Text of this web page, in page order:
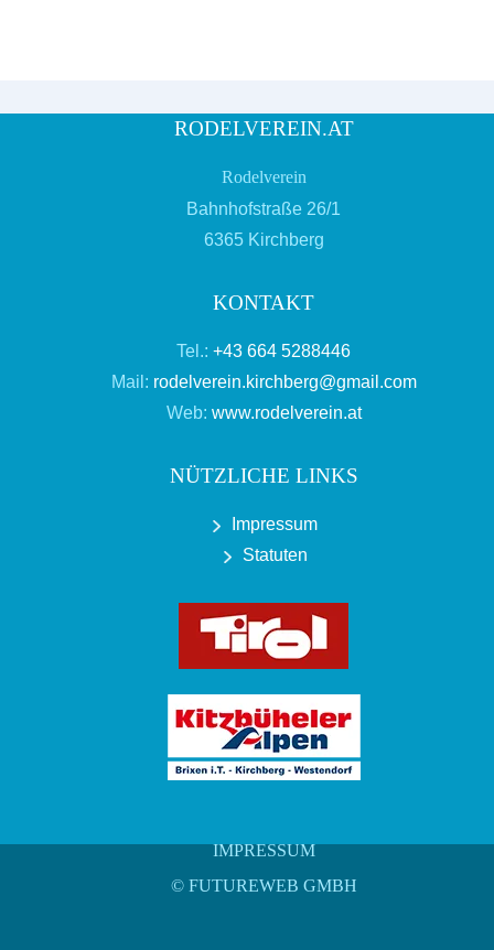
RODELVEREIN.AT
Rodelverein
Bahnhofstraße 26/1
6365 Kirchberg
KONTAKT
Tel.: +43 664 5288446
Mail: rodelverein.kirchberg@gmail.com
Web: www.rodelverein.at
NÜTZLICHE LINKS
Impressum
Statuten
IMPRESSUM
© FUTUREWEB GMBH